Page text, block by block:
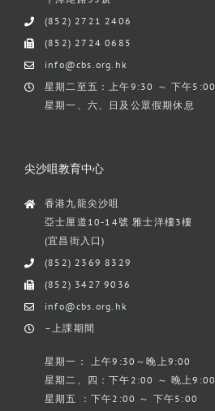
(852) 2721 2406
(852) 2724 0685
info@cbs.org.hk
星期二至五：上午9:30 ～ 下午5:00
星期一、六、日及公眾假期休息
尖沙咀教育中心
香港九龍尖沙咀
亞士厘道10-14號 雅士洋樓3樓
(宜昌街入口)
(852) 2369 8329
(852) 3427 9036
info@cbs.org.hk
–上課期間
星期一： 上午9:30～晚上9:00
星期二、四：下午2:00 ～ 晚上9:00
星期五 ：下午2:00 ～ 下午5:00